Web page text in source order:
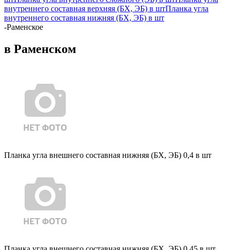
внутреннего составная верхняя (БХ, ЭБ) в штПланка угла
внутреннего составная нижняя (БХ, ЭБ) в шт
-Раменское
в Раменском
Планка угла внешнего составная нижняя (БХ, ЭБ) 0,4 в шт